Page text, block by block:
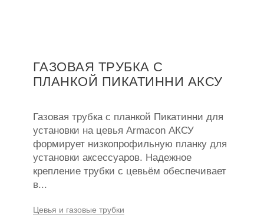
ГАЗОВАЯ ТРУБКА С
ПЛАНКОЙ ПИКАТИННИ АКСУ
Газовая трубка с планкой Пикатинни для
установки на цевья Armacon АКСУ
формирует низкопрофильную планку для
установки аксессуаров. Надежное
крепление трубки с цевьём обеспечивает
в...
Цевья и газовые трубки